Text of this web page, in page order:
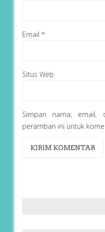
Email *
Situs Web
Simpan nama,
peramban ini untuk